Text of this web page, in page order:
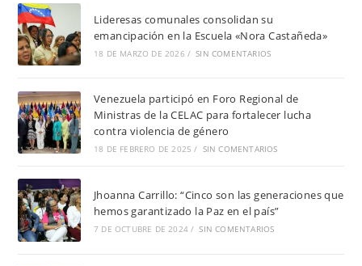
Lideresas comunales consolidan su
emancipación en la Escuela «Nora Castañeda»
18 DE MARZO DE 2026 / SIN COMENTARIOS
Venezuela participó en Foro Regional de
Ministras de la CELAC para fortalecer lucha
contra violencia de género
18 DE FEBRERO DE 2025 / SIN COMENTARIOS
Jhoanna Carrillo: “Cinco son las generaciones que
hemos garantizado la Paz en el país”
7 DE OCTUBRE DE 2024 / SIN COMENTARIOS